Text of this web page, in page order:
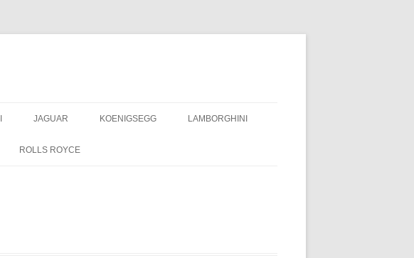
JAGUAR KOENIGSEGG LAMBORGHINI
ROLLS ROYCE